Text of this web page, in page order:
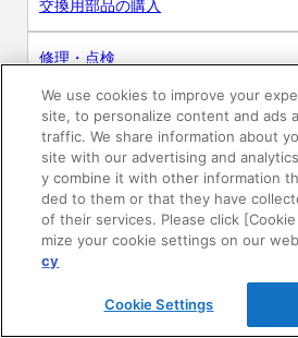
交換用部品の購入
修理・点検
お問い合わせ
ログイン
建築・設計関係者様向けサイト
ユーザー登録サービス
WEB見積システム
We use cookies to improve your
site, to personalize content and ads
traffic. We share information about
site with our advertising and
y combine it with other information
ded to them or that they have
of their services. Please click
mize your cookie settings on our
cy
Cookie Settings